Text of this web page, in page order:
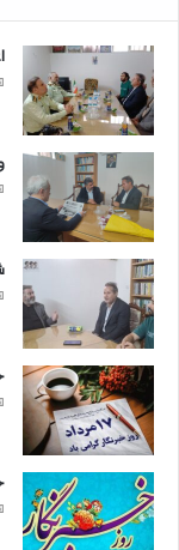
📅 17
📅 17
📅 17
📅 16
📅 16